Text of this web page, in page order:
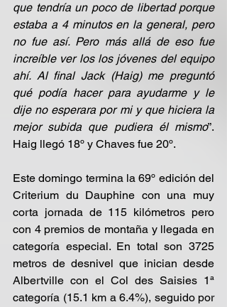
que tendría un poco de libertad porque
estaba a 4 minutos en la general, pero
no fue así. Pero más allá de eso fue
increíble ver los los jóvenes del equipo
ahí. Al final Jack (Haig) me preguntó
qué podía hacer para ayudarme y le
dije no esperara por mi y que hiciera la
mejor subida que pudiera él mismo”.
Haig llegó 18º y Chaves fue 20º.
Este domingo termina la 69º edición del
Criterium du Dauphine con una muy
corta jornada de 115 kilómetros pero
con 4 premios de montaña y llegada en
categoría especial. En total son 3725
metros de desnivel que inician desde
Albertville con el Col des Saisies 1ª
categoría (15.1 km a 6.4%), seguido por